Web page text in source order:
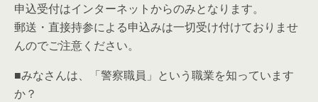
申込受付はインターネットからのみとなります。
郵送・直接持参による申込みは一切受け付けておりませ
んのでご注意ください。
■みなさんは、「警察職員」という職業を知っています
か？